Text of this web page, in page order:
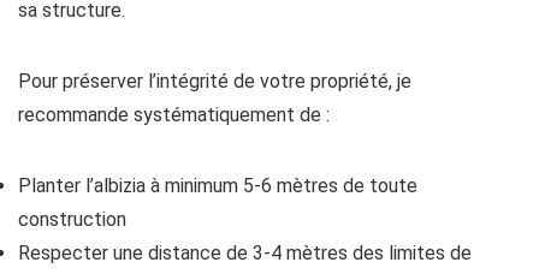
sa structure.
Pour préserver l’intégrité de votre propriété, je
recommande systématiquement de :
Planter l’albizia à minimum 5-6 mètres de toute
construction
Respecter une distance de 3-4 mètres des limites de